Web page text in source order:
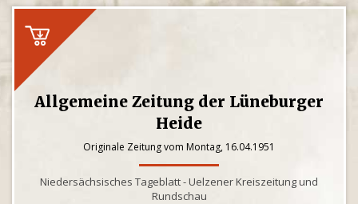
Allgemeine Zeitung der Lüneburger
Heide
Originale Zeitung vom Montag, 16.04.1951
Niedersächsisches Tageblatt - Uelzener Kreiszeitung und
Rundschau